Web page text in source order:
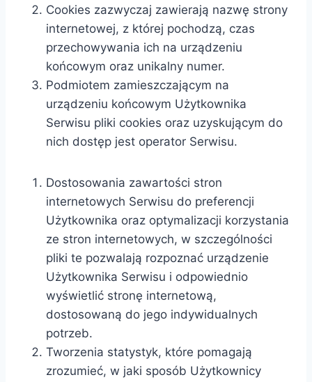
Cookies zazwyczaj zawierają nazwę strony
internetowej, z której pochodzą, czas
przechowywania ich na urządzeniu
końcowym oraz unikalny numer.
Podmiotem zamieszczającym na
urządzeniu końcowym Użytkownika
Serwisu pliki cookies oraz uzyskującym do
nich dostęp jest operator Serwisu.
Dostosowania zawartości stron
internetowych Serwisu do preferencji
Użytkownika oraz optymalizacji korzystania
ze stron internetowych, w szczególności
pliki te pozwalają rozpoznać urządzenie
Użytkownika Serwisu i odpowiednio
wyświetlić stronę internetową,
dostosowaną do jego indywidualnych
potrzeb.
Tworzenia statystyk, które pomagają
zrozumieć, w jaki sposób Użytkownicy